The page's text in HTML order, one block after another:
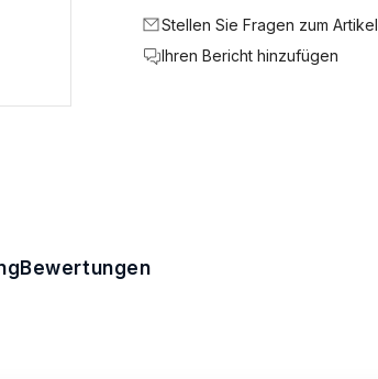
Stellen Sie Fragen zum Artikel
Ihren Bericht hinzufügen
Bewertungen